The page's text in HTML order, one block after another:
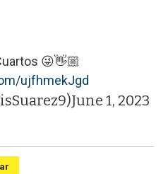
😜👋🏼
ujfhmekJgd
June 1, 2023